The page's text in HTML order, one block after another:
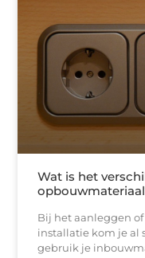
Wat is het
Bij het aanleggen
installatie kom je al
gebruik je